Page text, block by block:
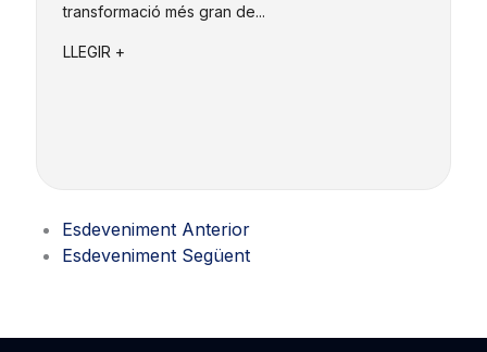
transformació més gran de...
LLEGIR +
Esdeveniment Anterior
Esdeveniment Següent